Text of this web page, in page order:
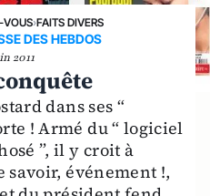
VOUS›FAITS DIVERS
DES HEBDOS
2011
dans ses “
! Armé du “ logiciel
”, il y croit à
savoir, événement !,